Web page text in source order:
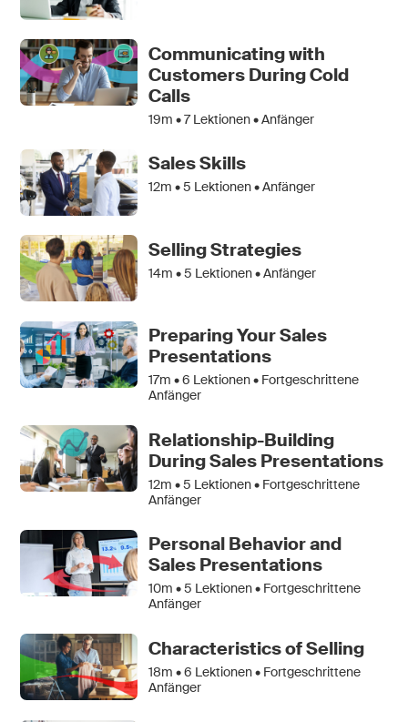
Communicating with
Customers During Cold
Calls
19m •7Lektionen • Anfänger
Sales Skills
12m •5 Lektionen • Anfänger
Selling Strategies
14m •5 Lektionen • Anfänger
Preparing Your Sales
Presentations
17m •6 Lektionen • Fortgeschrittene
Anfänger
Relationship-Building
During Sales Presentations
12m •5 Lektionen • Fortgeschrittene
Anfänger
Personal Behavior and
Sales Presentations
10m •5 Lektionen • Fortgeschrittene
Anfänger
Characteristics of Selling
18m •6 Lektionen • Fortgeschrittene
Anfänger